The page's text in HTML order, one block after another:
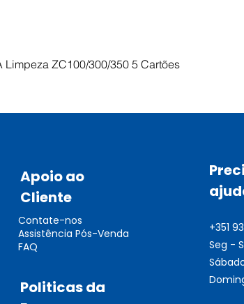
Limpeza ZC100/300/350 5 Cartões
Apoio ao
Cliente
Contate-nos
Assistência Pós-Venda
FAQ
Politicas da
+351
Seg -